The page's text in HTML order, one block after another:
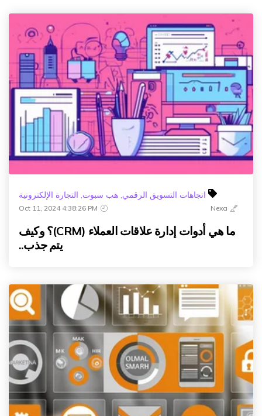
اتجاهات التسويق الرقمي, هب سبوت, التجارة الإلكترونية
Nexa
Oct 11, 2024 4:38:26 PM
ما هي أدوات إدارة علاقات العملاء (CRM)؟ وكيف
يتم جذب..